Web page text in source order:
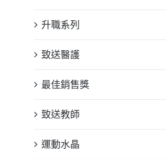
升職系列
致送醫護
最佳銷售獎
致送教師
運動水晶